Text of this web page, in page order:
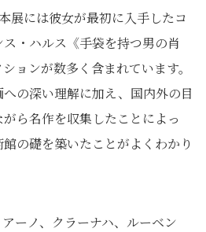
展には彼女が最初に入手したコ
・ハルス《手袋を持つ男の肖
ョンが数多く含まれています。
の深い理解に加え、国内外の目
ら名作を収集したことによっ
の礎を築いたことがよくわかり
ーノ、クラーナハ、ルーベン